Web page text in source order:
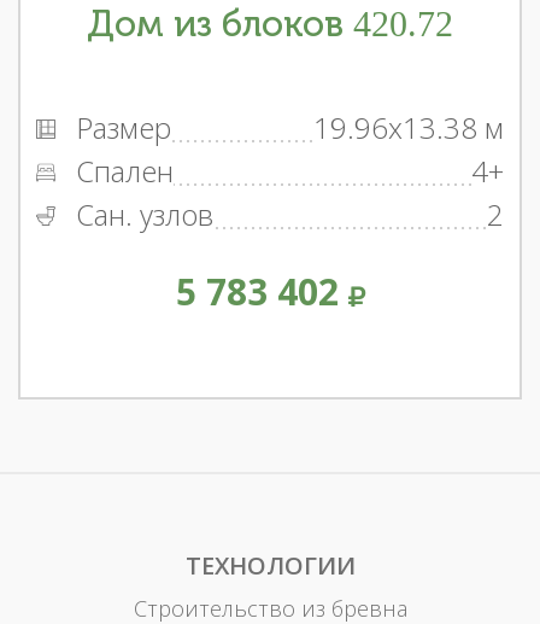
Дом из блоков 420.72
Размер
19.96x13.38 м
Спален
4+
Сан. узлов
2
5 783 402
ТЕХНОЛОГИИ
Строительство из бревна